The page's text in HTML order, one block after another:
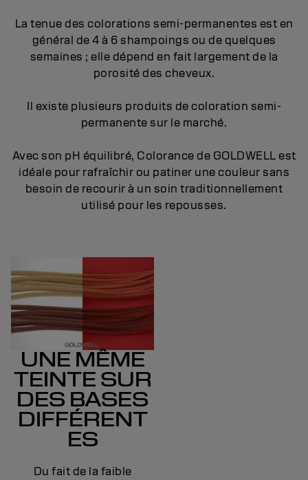
La tenue des colorations semi-permanentes est en
général de 4 à 6 shampoings ou de quelques
semaines ; elle dépend en fait largement de la
porosité des cheveux.
Il existe plusieurs produits de coloration semi-
permanente sur le marché.
Avec son pH équilibré, Colorance de GOLDWELL est
idéale pour rafraîchir ou patiner une couleur sans
besoin de recourir à un soin traditionnellement
utilisé pour les repousses.
UNE MÊME
TEINTE SUR
DES BASES
DIFFÉRENT
ES
Du fait de la faible